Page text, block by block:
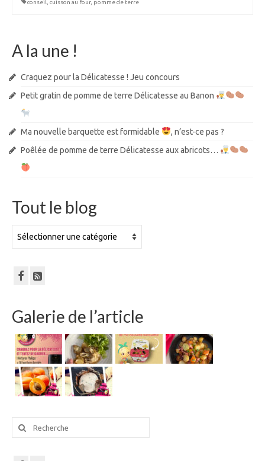
conseil cuisson au four, pomme de terre
A la une !
Craquez pour la Délicatesse ! Jeu concours
Petit gratin de pomme de terre Délicatesse au Banon
Ma nouvelle barquette est formidable
, n’est-ce pas ?
Poêlée de pomme de terre Délicatesse aux abricots…
Tout le blog
le
Galerie de l’article
Rechercher